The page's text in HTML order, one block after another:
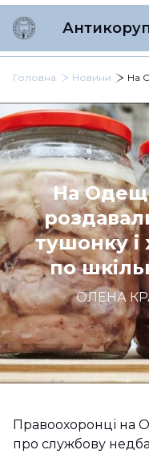
Головна Новини
На
тушонку
по
ОЛЕНА
Правоохоронці на
про службову